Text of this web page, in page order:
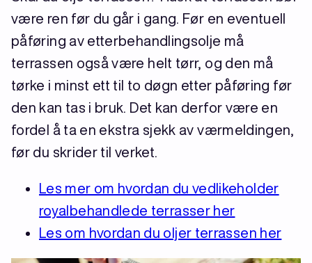
være ren før du går i gang. Før en eventuell
påføring av etterbehandlingsolje må
terrassen også være helt tørr, og den må
tørke i minst ett til to døgn etter påføring før
den kan tas i bruk. Det kan derfor være en
fordel å ta en ekstra sjekk av værmeldingen,
før du skrider til verket.
Les mer om hvordan du vedlikeholder
royalbehandlede terrasser her
Les om hvordan du oljer terrassen her